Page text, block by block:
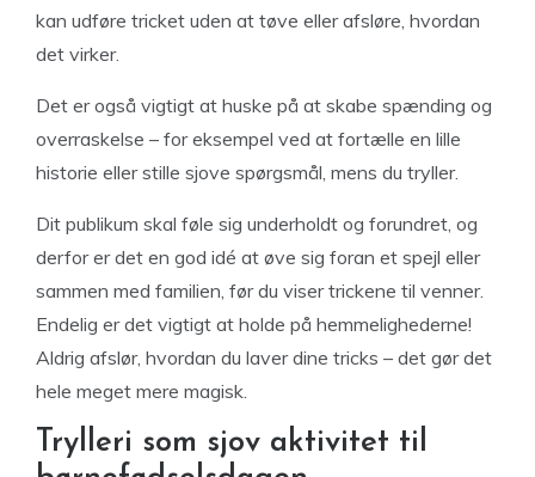
kan udføre tricket uden at tøve eller afsløre, hvordan
det virker.
Det er også vigtigt at huske på at skabe spænding og
overraskelse – for eksempel ved at fortælle en lille
historie eller stille sjove spørgsmål, mens du tryller.
Dit publikum skal føle sig underholdt og forundret, og
derfor er det en god idé at øve sig foran et spejl eller
sammen med familien, før du viser trickene til venner.
Endelig er det vigtigt at holde på hemmelighederne!
Aldrig afslør, hvordan du laver dine tricks – det gør det
hele meget mere magisk.
Trylleri som sjov aktivitet til